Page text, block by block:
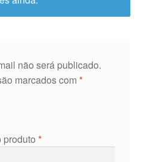
não será publicado.
marcados com *
produto *